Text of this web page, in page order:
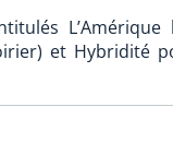
et Hybridité